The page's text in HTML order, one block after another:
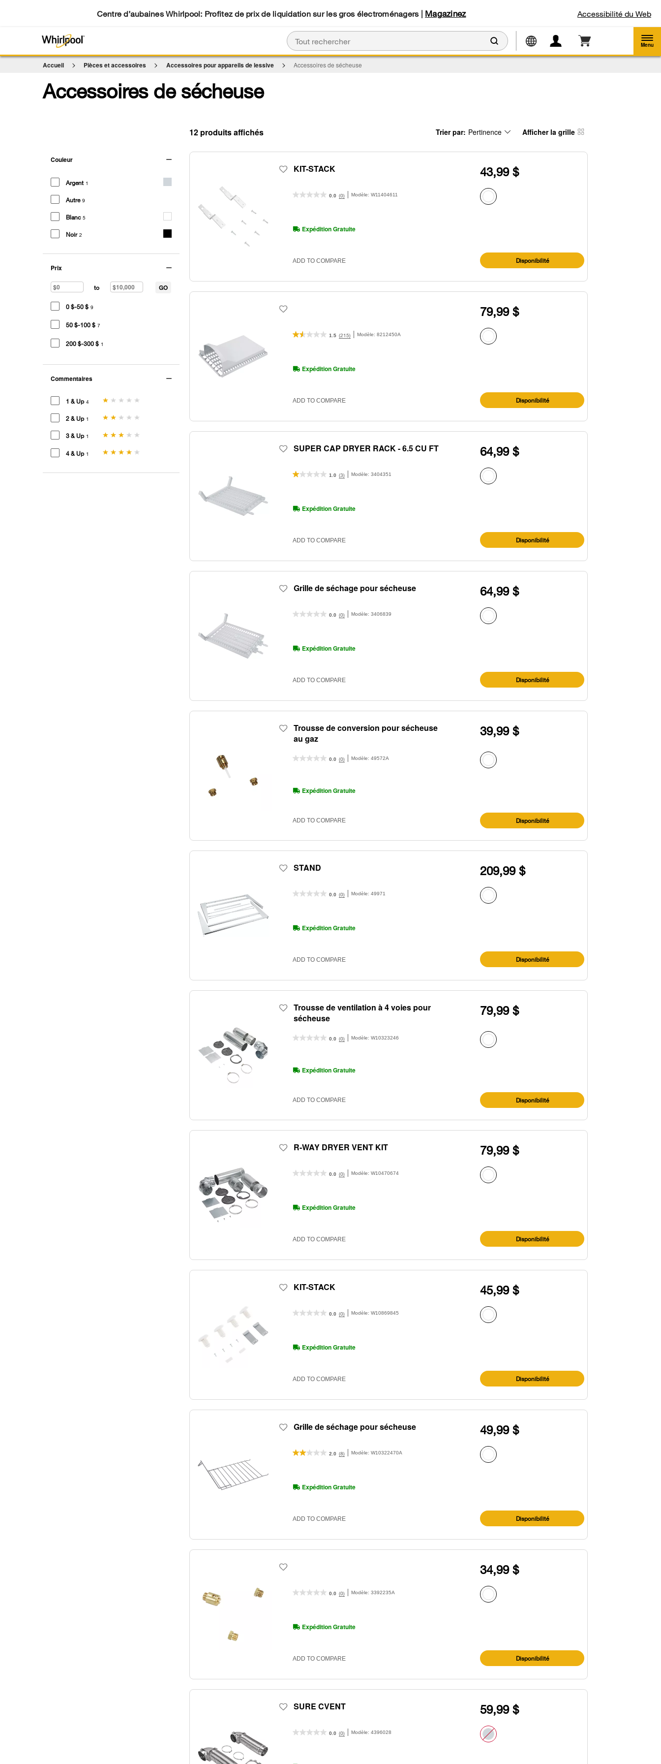
Centre d’aubaines Whirlpool: Profitez de prix de liquidation sur les gros électroménagers | Magazinez Accessibilité du Web
Menu
Accueil Pièces et accessoires Accessoires pour appareils de lessive Accessoires de sécheuse
Accessoires de sécheuse
Couleur
Argent 1
Autre 9
Blanc 5
Noir 2
Prix
to GO
0 $-50 $ 9
50 $-100 $ 7
200 $-300 $ 1
Commentaires
1 & Up 4
2 & Up 1
3 & Up 1
4 & Up 1
12
Content
page
Trier par:
Changing
by
Pertinence Afficher la grille
KIT-STACK
0.0 (0) Modèle: W11404611
ADD TO COMPARE
43,99 $
Expédition Gratuite
Disponibilité
1.5 (215) Modèle: 8212450A
ADD TO COMPARE
79,99 $
Expédition Gratuite
Disponibilité
SUPER CAP DRYER RACK - 6.5 CU FT
1.0 (3) Modèle: 3404351
ADD TO COMPARE
64,99 $
Expédition Gratuite
Disponibilité
Grille de séchage pour sécheuse
0.0 (0) Modèle: 3406839
ADD TO COMPARE
64,99 $
Expédition Gratuite
Disponibilité
Trousse de conversion pour sécheuse
au gaz
0.0 (0) Modèle: 49572A
ADD TO COMPARE
39,99 $
Expédition Gratuite
Disponibilité
STAND
0.0 (0) Modèle: 49971
ADD TO COMPARE
209,99 $
Expédition Gratuite
Disponibilité
Trousse de ventilation à 4 voies pour
sécheuse
0.0 (0) Modèle: W10323246
ADD TO COMPARE
79,99 $
Expédition Gratuite
Disponibilité
R-WAY DRYER VENT KIT
0.0 (0) Modèle: W10470674
ADD TO COMPARE
79,99 $
Expédition Gratuite
Disponibilité
KIT-STACK
0.0 (0) Modèle: W10869845
ADD TO COMPARE
45,99 $
Expédition Gratuite
Disponibilité
Grille de séchage pour sécheuse
2.0 (8) Modèle: W10322470A
ADD TO COMPARE
49,99 $
Expédition Gratuite
Disponibilité
0.0 (0) Modèle: 3392235A
ADD TO COMPARE
34,99 $
Expédition Gratuite
Disponibilité
SURE CVENT
0.0 (0) Modèle: 4396028
59,99 $